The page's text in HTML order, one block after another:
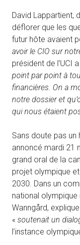
David Lappartient,
déflorer que les
futur hôte avaient
avoir le CIO sur
président de l’UCI
point par point à
financières. On a
notre dossier et
qui nous étaient
Sans doute pas
annoncé mardi 21
grand oral de la
projet olympique
2030. Dans un
national olympique
Wanngård,
« soutenait un
l’instance